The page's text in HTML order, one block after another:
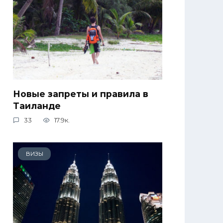
Новые запреты и правила в
Таиланде
33 17.9к.
ВИЗЫ